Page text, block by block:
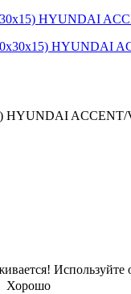
HYUNDAI
HYUNDAI
Используйте
Хорошо